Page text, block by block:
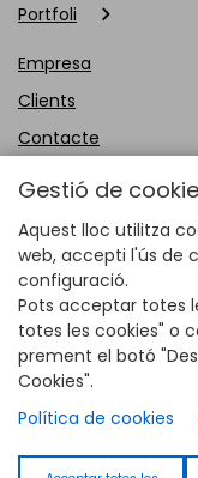
Gestió de
Aquest lloc utilitza
web, accepti l'ús de
configuració.
Pots acceptar totes
totes les cookies" o
prement el botó
Cookies".
Política de cookies
Portfoli
Empresa
Clients
Contacte
vista i les opinions
no reflecteixen